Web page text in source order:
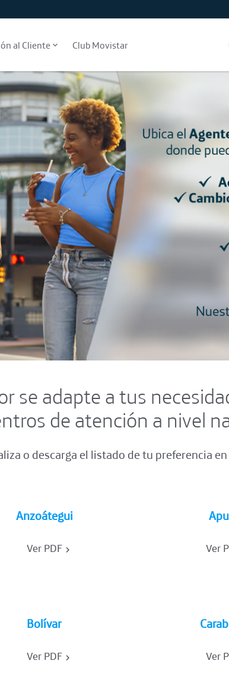
al Cliente Club Movistar
se adapte a tus
de atención a nivel
o descarga el listado de tu preferencia
Anzoátegui
Ver PDF Ver
Bolívar
Ver PDF Ver